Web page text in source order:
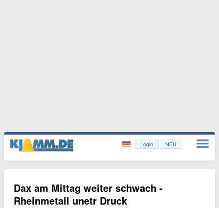
Login NEU
Dax am Mittag weiter schwach -
Rheinmetall unetr Druck